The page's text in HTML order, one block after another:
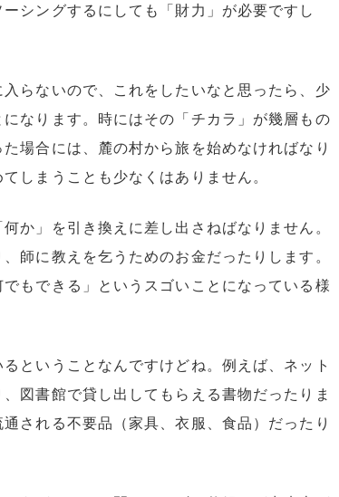
シングするにしても「財力」が必要ですし
らないので、これをしたいなと思ったら、少
なります。時にはその「チカラ」が幾層もの
場合には、麓の村から旅を始めなければなり
しまうことも少なくはありません。
か」を引き換えに差し出さねばなりません。
師に教えを乞うためのお金だったりします。
もできる」というスゴいことになっている様
ということなんですけどね。例えば、ネット
図書館で貸し出してもらえる書物だったりま
される不要品（家具、衣服、食品）だったり